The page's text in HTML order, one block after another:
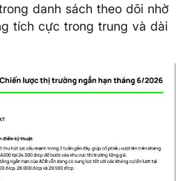
danh sách theo dõi nhờ
tích cực trong trung và dài